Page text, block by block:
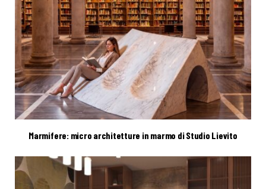
Marmifere: micro architetture in marmo di Studio Lievito